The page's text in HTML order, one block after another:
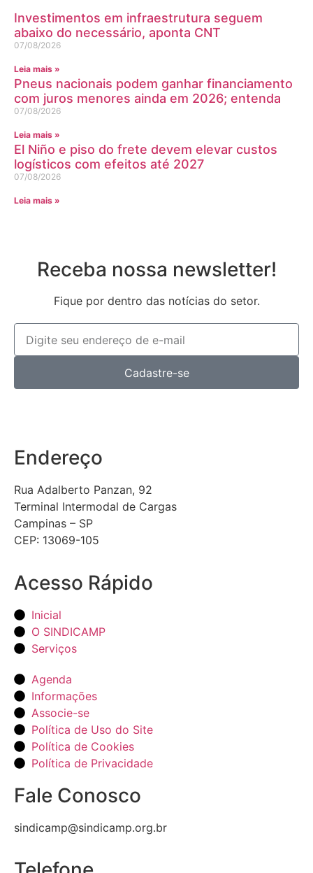
Investimentos em infraestrutura seguem
abaixo do necessário, aponta CNT
07/08/2026
Leia mais »
Pneus nacionais podem ganhar financiamento
com juros menores ainda em 2026; entenda
07/08/2026
Leia mais »
El Niño e piso do frete devem elevar custos
logísticos com efeitos até 2027
07/08/2026
Leia mais »
Receba nossa newsletter!
Fique por dentro das notícias do setor.
Cadastre-se
Endereço
Rua Adalberto Panzan, 92
Terminal Intermodal de Cargas
Campinas – SP
CEP: 13069-105
Acesso Rápido
Inicial
O SINDICAMP
Serviços
Agenda
Informações
Associe-se
Política de Uso do Site
Política de Cookies
Política de Privacidade
Fale Conosco
sindicamp@sindicamp.org.br